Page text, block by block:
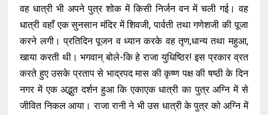
वह धात्री भी अपने पुत्र शोक में किसी निर्जन वन में चली गई। वह
धात्री वहाँ एक सुनसान मंदिर में शिवजी, पार्वती तथा गणेशजी की पूजा
करने लगी। प्रतिदिन पूजन व ध्यान करके वह तृण,धान्य तथा महुआ,
खाया करती थी। भगवान् बोले-कि हे राजा युधिष्ठिर! इस प्रकार व्रत
करते हुए उसके प्रताप से भाद्रपद मास की कृष्ण पक्ष की षष्ठी के दिन
नगर में एक अद्भुत दर्शन हुआ कि एकाएक धात्री का पुत्र अग्नि में से
जीवित निकल आया। राजा रानी ने भी उस धात्री के पुत्र को अग्नि में